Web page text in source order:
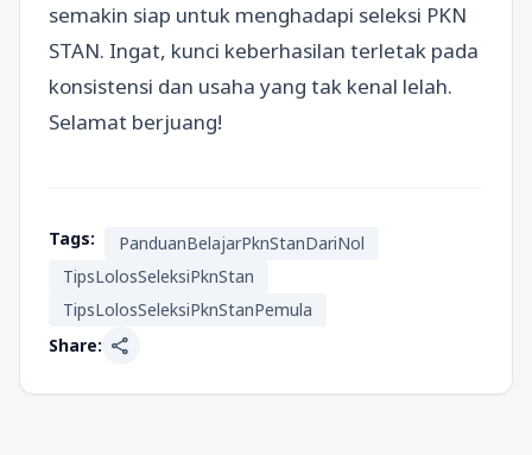
semakin siap untuk menghadapi seleksi PKN
STAN. Ingat, kunci keberhasilan terletak pada
konsistensi dan usaha yang tak kenal lelah.
Selamat berjuang!
Tags:
PanduanBelajarPknStanDariNol
TipsLolosSeleksiPknStan
TipsLolosSeleksiPknStanPemula
Share: share